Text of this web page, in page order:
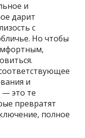
и
дарит
с
Но чтобы
и
— это те
превратят
полное